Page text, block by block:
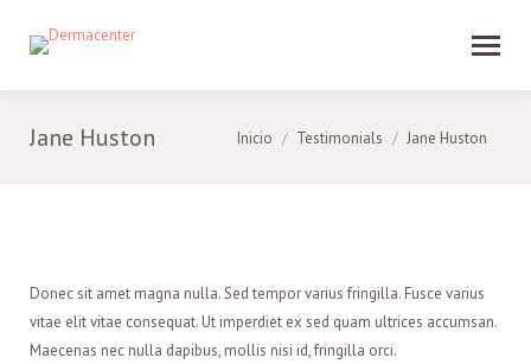
Jane Huston Estás aquí:
Inicio Testimonials Jane Huston
Donec sit amet magna nulla. Sed tempor varius fringilla. Fusce varius
vitae elit vitae consequat. Ut imperdiet ex sed quam ultrices accumsan.
Maecenas nec nulla dapibus, mollis nisi id, fringilla orci.